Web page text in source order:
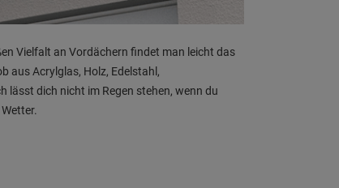
Vielfalt an Vordächern findet man leicht das
aus Acrylglas, Holz, Edelstahl,
lässt dich nicht im Regen stehen, wenn du